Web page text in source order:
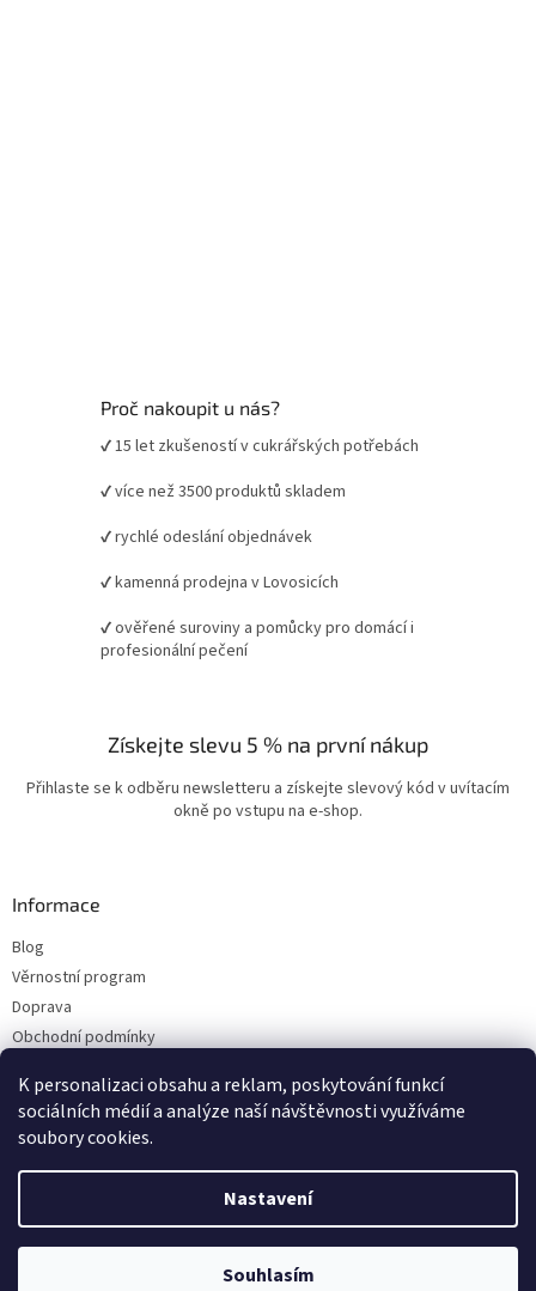
K personalizaci obsahu a reklam, poskytování funkcí
sociálních médií a analýze naší návštěvnosti využíváme
soubory cookies.
Nastavení
Souhlasím
Proč nakoupit u nás?
✔ 15 let zkušeností v cukrářských potřebách
✔ více než 3500 produktů skladem
✔ rychlé odeslání objednávek
✔ kamenná prodejna v Lovosicích
✔ ověřené suroviny a pomůcky pro domácí i
profesionální pečení
Získejte slevu 5 % na první nákup
Přihlaste se k odběru newsletteru a získejte slevový kód v uvítacím
okně po vstupu na e-shop.
Informace
Blog
Věrnostní program
Doprava
Obchodní podmínky
Kontakty
Vytvořil Shoptet
. Všechna práva vyhrazena.